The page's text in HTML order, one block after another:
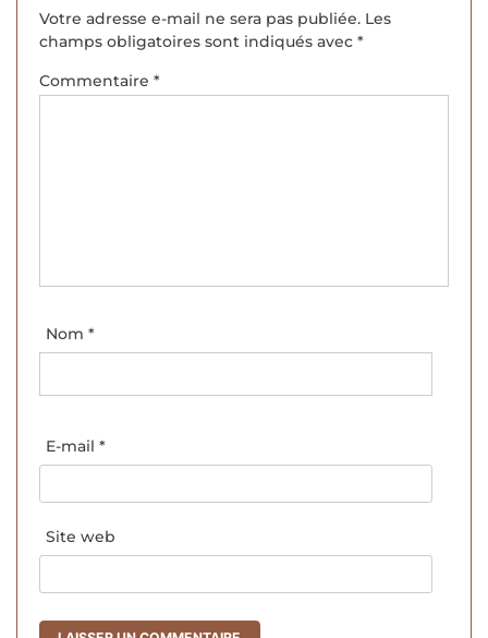
Votre adresse e-mail ne sera pas publiée. Les
champs obligatoires sont indiqués avec *
Commentaire *
Nom *
E-mail *
Site web